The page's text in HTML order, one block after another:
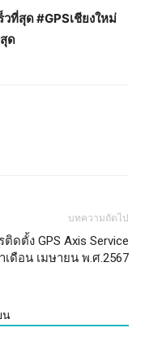
ที่สุด #GPSเชียงใหม่
ด
บทความถัดไป
ติดตั้ง GPS Axis Service
เดือน เมษายน พ.ศ.2567
น